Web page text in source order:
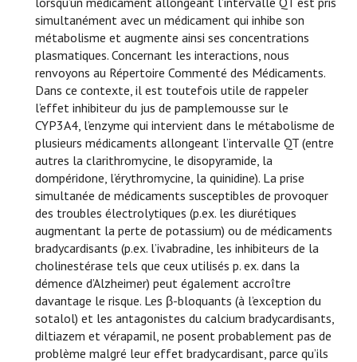
simultanément avec un médicament qui inhibe son
métabolisme et augmente ainsi ses concentrations
plasmatiques. Concernant les interactions, nous
renvoyons au Répertoire Commenté des Médicaments.
Dans ce contexte, il est toutefois utile de rappeler
l’effet inhibiteur du jus de pamplemousse sur le
CYP3A4, l’enzyme qui intervient dans le métabolisme de
plusieurs médicaments allongeant l’intervalle QT (entre
autres la clarithromycine, le disopyramide, la
dompéridone, l’érythromycine, la quinidine). La prise
simultanée de médicaments susceptibles de provoquer
des troubles électrolytiques (p.ex. les diurétiques
augmentant la perte de potassium) ou de médicaments
bradycardisants (p.ex. l’ivabradine, les inhibiteurs de la
cholinestérase tels que ceux utilisés p. ex. dans la
démence d’Alzheimer) peut également accroître
davantage le risque. Les β-bloquants (à l’exception du
sotalol) et les antagonistes du calcium bradycardisants,
diltiazem et vérapamil, ne posent probablement pas de
problème malgré leur effet bradycardisant, parce qu’ils